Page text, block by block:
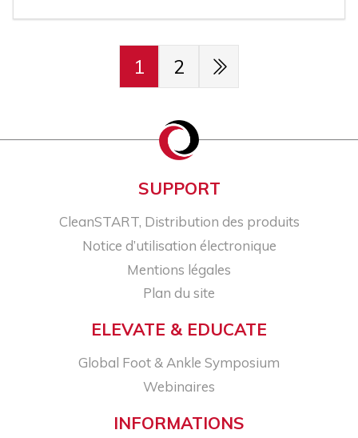
1 2
SUPPORT
CleanSTART, Distribution des produits
Notice d’utilisation électronique
Mentions légales
Plan du site
ELEVATE & EDUCATE
Global Foot & Ankle Symposium
Webinaires
INFORMATIONS